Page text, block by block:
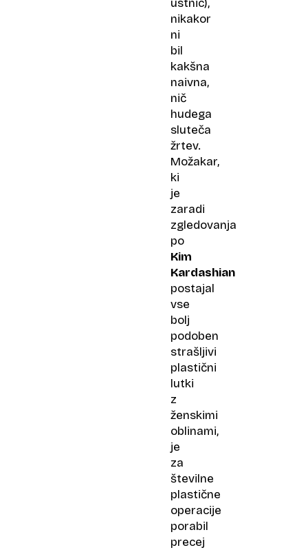
ustnic),
nikakor
ni
bil
kakšna
naivna,
nič
hudega
sluteča
žrtev.
Možakar,
ki
je
zaradi
zgledovanja
po
Kim
Kardashian
postajal
vse
bolj
podoben
strašljivi
plastični
lutki
z
ženskimi
oblinami,
je
za
številne
plastične
operacije
porabil
precej